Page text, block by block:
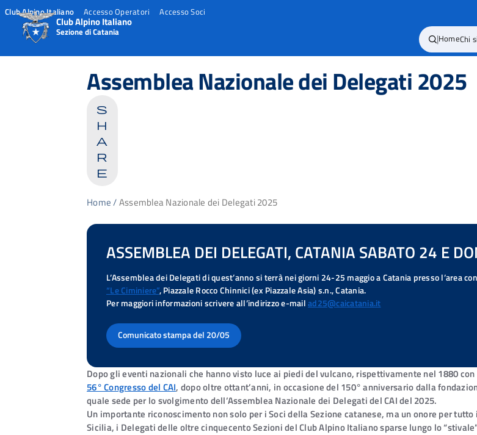
Club Alpino Italiano Accesso Operatori Accesso Soci
Club Alpino Italiano
Sezione di Catania |HomeChi
Assemblea Nazionale dei Delegati 2025
s
h
a
r
e
Home/Assemblea Nazionale dei Delegati 2025
ASSEMBLEA DEI DELEGATI, CATANIA SABATO 24 E
L’Assemblea dei Delegati di quest’anno si terrà nei giorni 24-25 maggio a Catania presso l’area
“Le Ciminiere”, Piazzale Rocco Chinnici (ex Piazzale Asia) s.n., Catania.
Per maggiori informazioni scrivere all’indirizzo e-mailad25@caicatania.it
Comunicato stampa del 20/05
Dopo gli eventi nazionali che hanno visto luce ai piedi del vulcano, rispettivamente nel 1880 con
56° Congresso del CAI, dopo oltre ottant’anni, in occasione del 150° anniversario dalla
quale sede per lo svolgimento dell’Assemblea Nazionale dei Delegati del CAI del 2025.
Un importante riconoscimento non solo per i Soci della Sezione catanese, ma un onore per
Sicilia, i Delegati delle oltre cinquecento Sezioni del Club Alpino Italiano sparse lungo lo